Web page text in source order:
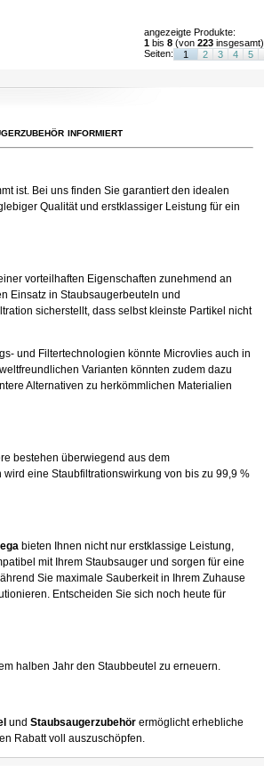
angezeigte Produkte:
1 bis 8 (von 223 insgesamt)
Seiten:
1 2 3 4 5
informiert
ist. Bei uns finden Sie garantiert den idealen
Qualität und erstklassiger Leistung für ein
vorteilhaften Eigenschaften zunehmend an
Einsatz in Staubsaugerbeuteln und
sicherstellt, dass selbst kleinste Partikel nicht
und Filtertechnologien könnte Microvlies auch in
Varianten könnten zudem dazu
Alternativen zu herkömmlichen Materialien
bestehen überwiegend aus dem
eine Staubfiltrationswirkung von bis zu 99,9 %
bieten Ihnen nicht nur erstklassige Leistung,
mit Ihrem Staubsauger und sorgen für eine
Sie maximale Sauberkeit in Ihrem Zuhause
Entscheiden Sie sich noch heute für
halben Jahr den Staubbeutel zu erneuern.
und Staubsaugerzubehör ermöglicht erhebliche
Rabatt voll auszuschöpfen.